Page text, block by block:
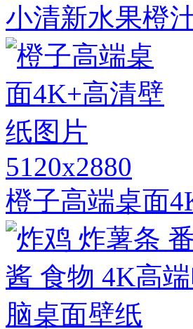
小清新水果橙
5120x2880
橙子高端桌面